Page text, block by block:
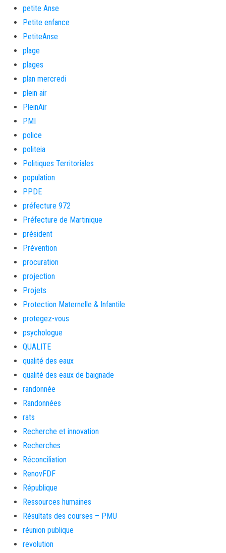
petite Anse
Petite enfance
PetiteAnse
plage
plages
plan mercredi
plein air
PleinAir
PMI
police
politeia
Politiques Territoriales
population
PPDE
préfecture 972
Préfecture de Martinique
président
Prévention
procuration
projection
Projets
Protection Maternelle & Infantile
protegez-vous
psychologue
QUALITE
qualité des eaux
qualité des eaux de baignade
randonnée
Randonnées
rats
Recherche et innovation
Recherches
Réconciliation
RenovFDF
République
Ressources humaines
Résultats des courses – PMU
réunion publique
revolution